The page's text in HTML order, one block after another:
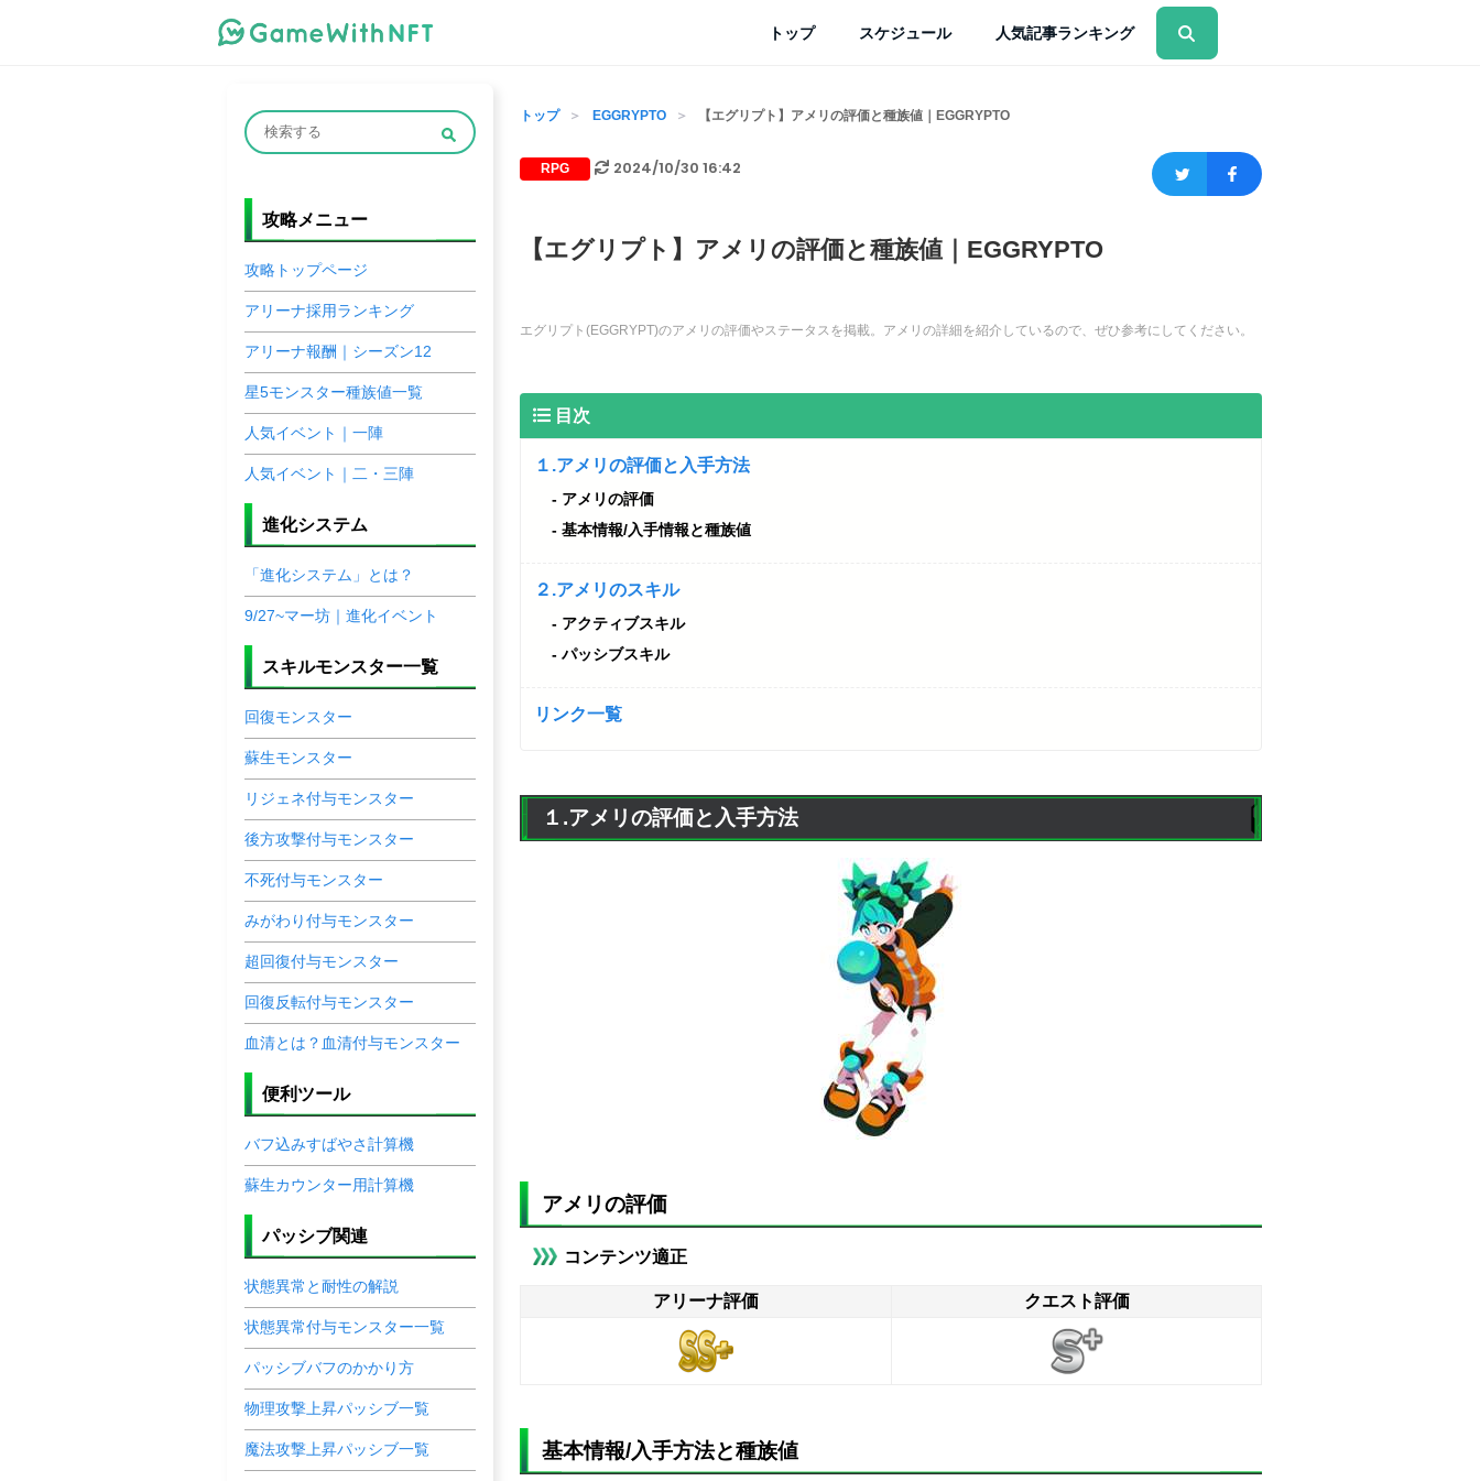
トップ スケジュール 人気記事ランキング
トップ EGGRYPTO 【エグリプト】アメリの評価と種族値｜EGGRYPTO
RPG 2024/10/30 16:42
【エグリプト】アメリの評価と種族値｜EGGRYPTO
エグリプト(EGGRYPT)のアメリの評価やステータスを掲載。アメリの詳細を紹介しているので、ぜひ参考にしてください。
目次
１.アメリの評価と入手方法
アメリの評価
基本情報/入手情報と種族値
２.アメリのスキル
アクティブスキル
パッシブスキル
リンク一覧
１.アメリの評価と入手方法
アメリの評価
コンテンツ適正
アリーナ評価 クエスト評価
基本情報/入手方法と種族値
攻略メニュー
攻略トップページ
アリーナ採用ランキング
アリーナ報酬｜シーズン12
星5モンスター種族値一覧
人気イベント｜一陣
人気イベント｜二・三陣
進化システム
「進化システム」とは？
9/27~マー坊｜進化イベント
スキルモンスター一覧
回復モンスター
蘇生モンスター
リジェネ付与モンスター
後方攻撃付与モンスター
不死付与モンスター
みがわり付与モンスター
超回復付与モンスター
回復反転付与モンスター
血清とは？血清付与モンスター
便利ツール
バフ込みすばやさ計算機
蘇生カウンター用計算機
パッシブ関連
状態異常と耐性の解説
状態異常付与モンスター一覧
パッシブバフのかかり方
物理攻撃上昇パッシブ一覧
魔法攻撃上昇パッシブ一覧